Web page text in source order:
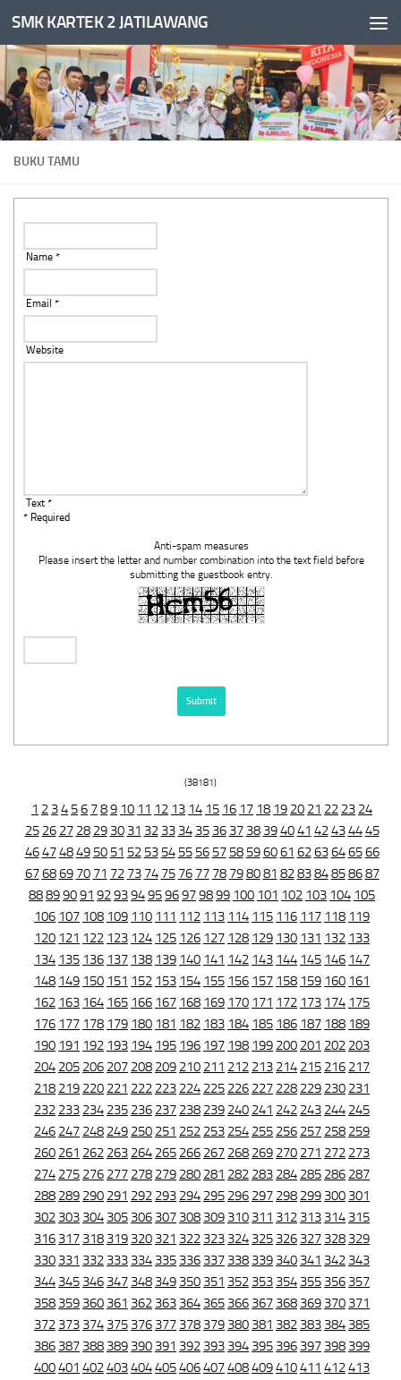
Skip to content
SMK KARTEK 2 JATILAWANG
BUKU TAMU
Name *
Email *
Website
Text *
* Required
Anti-spam measures
Please insert the letter and number combination into the text field before
submitting the guestbook entry.
(38181)
1 2 34 56 789 10 11 12 13 14 15 16 17 18 19 20 21 22 23 24
25 26 27 28 29 30 31 32 33 34 35 36 37 38 394041 42434445
46474849 50 51 52 53 54 55 56 57 58 596061 6263646566
676869 70 71 72 73 74 75 76 77 78 798081 828384858687
88899091 9293949596979899 100 101 102 103 104 105
106 107 108 109 110 111 112 113 114 115 116 117 118 119
120 121 122 123 124 125 126 127 128 129 130 131 132 133
134 135 136 137 138 139 140 141 142 143 144 145 146 147
148 149 150 151 152 153 154 155 156 157 158 159 160 161
162 163 164 165 166 167 168 169 170 171 172 173 174 175
176 177 178 179 180 181 182 183 184 185 186 187 188 189
190 191 192 193 194 195 196 197 198 199 200 201 202 203
204 205 206 207 208 209 210 211 212 213 214 215 216 217
218 219 220 221 222 223 224 225 226 227 228 229 230 231
232 233 234 235 236 237 238 239 240 241 242 243 244 245
246 247 248 249 250 251 252 253 254 255 256 257 258 259
260 261 262 263 264 265 266 267 268 269 270 271 272 273
274 275 276 277 278 279 280 281 282 283 284 285 286 287
288 289 290 291 292 293 294 295 296 297 298 299 300 301
302 303 304 305 306 307 308 309 310 311 312 313 314 315
316 317 318 319 320 321 322 323 324 325 326 327 328 329
330 331 332 333 334 335 336 337 338 339 340 341 342 343
344 345 346 347 348 349 350 351 352 353 354 355 356 357
358 359 360 361 362 363 364 365 366 367 368 369 370 371
372 373 374 375 376 377 378 379 380 381 382 383 384 385
386 387 388 389 390 391 392 393 394 395 396 397 398 399
400401 402403404405406407408409410411 412413